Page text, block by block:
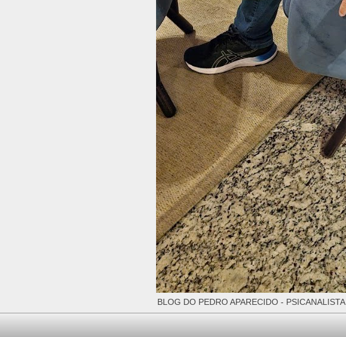
BLOG DO PEDRO APARECIDO - PSICANALISTA